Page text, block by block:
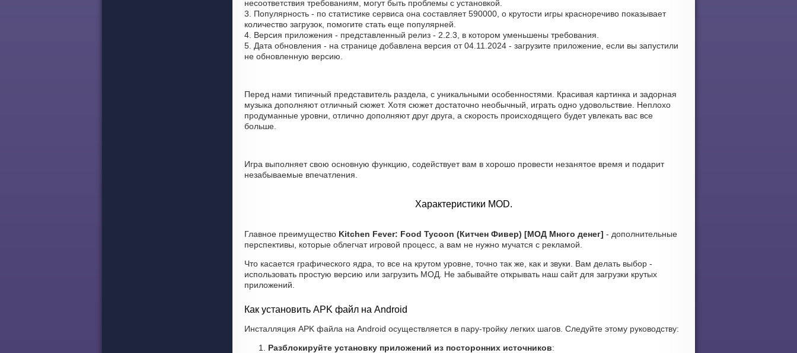
несоответствия требованиям, могут быть проблемы с установкой.
3. Популярность - по статистике сервиса она составляет 590000, о крутости игры красноречиво показывает
количество загрузок, помогите стать еще популярней.
4. Версия приложения - представленный релиз - 2.2.3, в котором уменьшены требования.
5. Дата обновления - на странице добавлена версия от 04.11.2024 - загрузите приложение, если вы запустили
не обновленную версию.
Перед нами типичный представитель раздела, с уникальными особенностями. Красивая картинка и задорная
музыка дополняют отличный сюжет. Хотя сюжет достаточно необычный, играть одно удовольствие. Неплохо
продуманные уровни, отлично дополняют друг друга, а скорость происходящего будет увлекать вас все
больше.
Игра выполняет свою основную функцию, содействует вам в хорошо провести незанятое время и подарит
незабываемые впечатления.
Характеристики MOD.
Главное преимущество Kitchen Fever: Food Tycoon (Китчен Фивер) [МОД Много денег] - дополнительные
перспективы, которые облегчат игровой процесс, а вам не нужно мучатся с рекламой.
Что касается графического ядра, то все на крутом уровне, точно так же, как и звуки. Вам делать выбор -
использовать простую версию или загрузить МОД. Не забывайте открывать наш сайт для загрузки крутых
приложений.
Как установить APK файл на Android
Инсталляция APK файла на Android осуществляется в пару-тройку легких шагов. Следуйте этому руководству:
Разблокируйте установку приложений из посторонних источников: